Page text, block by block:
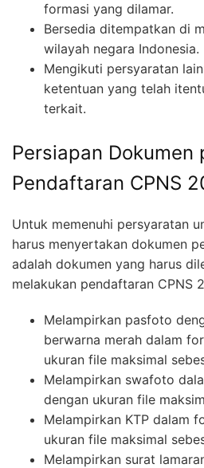
formasi yang dilamar.
Bersedia ditempatkan di
wilayah negara Indonesia.
Mengikuti persyaratan
ketentuan yang telah
terkait.
Persiapan Dokumen
Pendaftaran CPNS
Untuk memenuhi persyaratan
harus menyertakan dokumen
adalah dokumen yang harus
melakukan pendaftaran CPNS
Melampirkan pasfoto
berwarna merah dalam
ukuran file maksimal
Melampirkan swafoto
dengan ukuran file
Melampirkan KTP dalam
ukuran file maksimal
Melampirkan surat